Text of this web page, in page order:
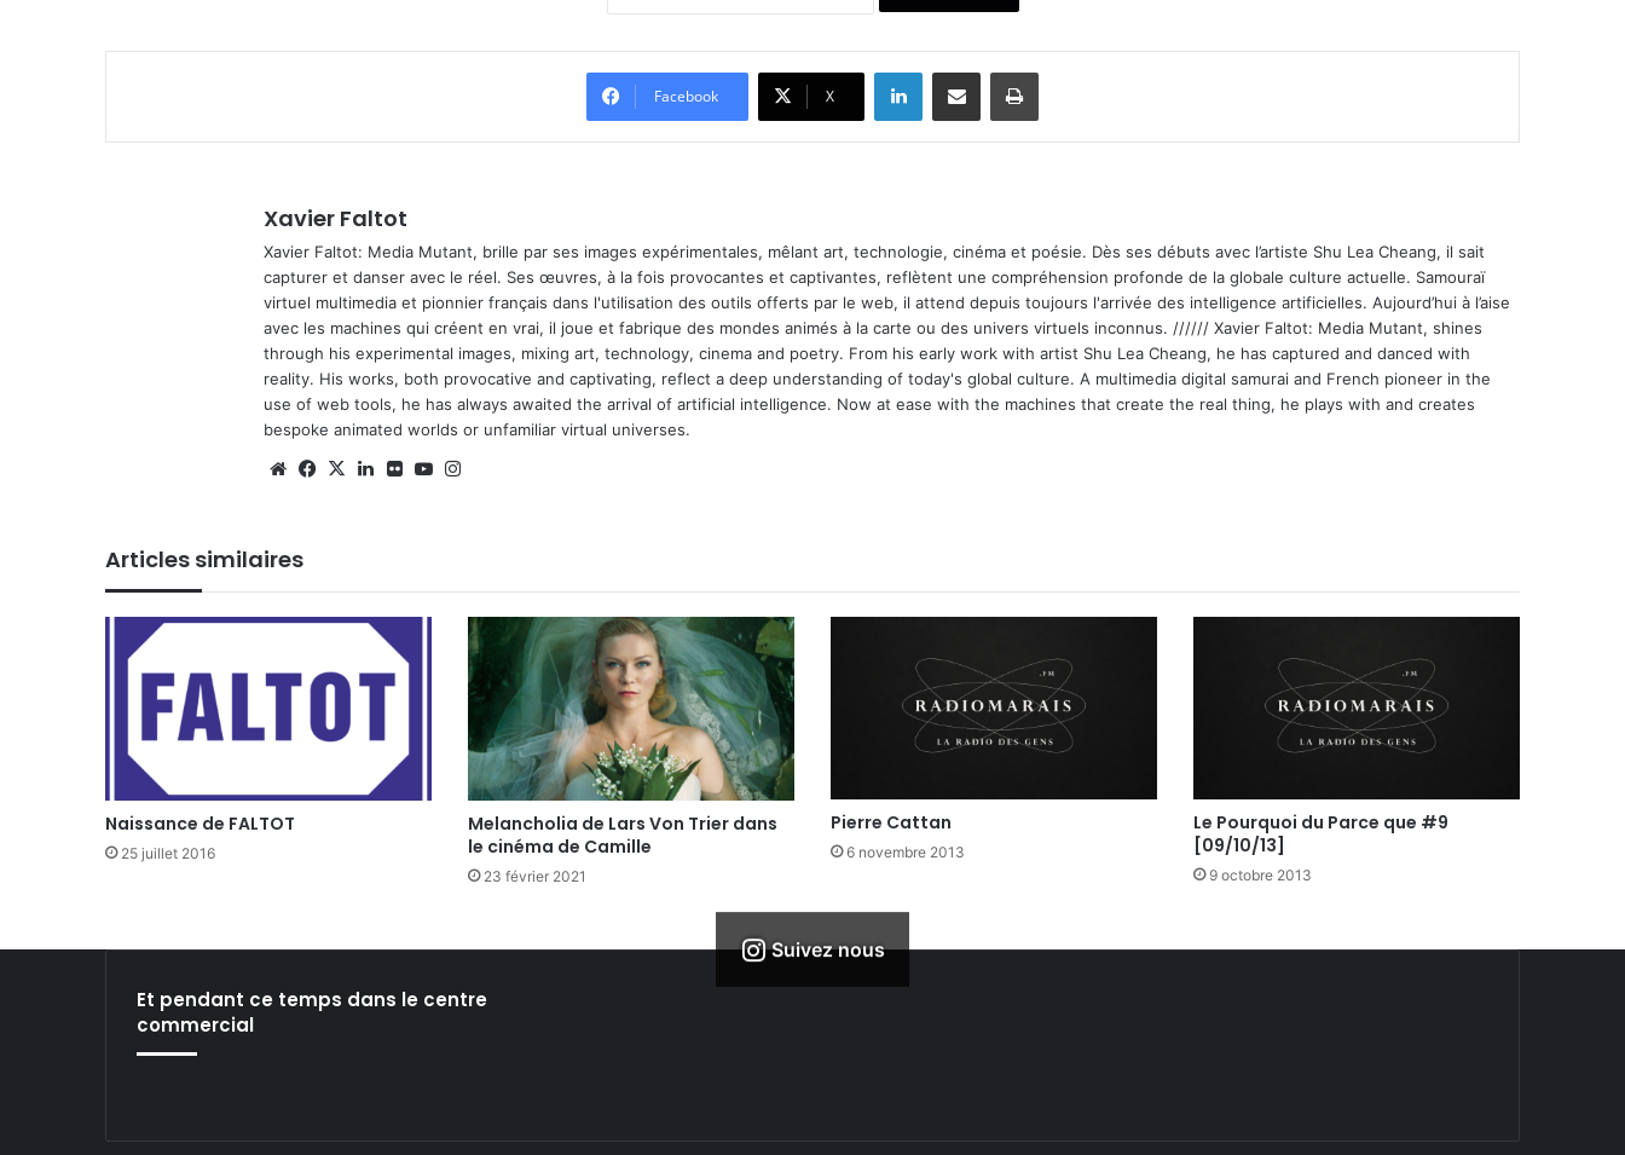
Facebook X
Xavier Faltot
Xavier Faltot: Media Mutant, brille par ses images expérimentales, mêlant art, technologie, cinéma et poésie. Dès ses débuts avec l’artiste Shu Lea Cheang, il sait
capturer et danser avec le réel. Ses œuvres, à la fois provocantes et captivantes, reflètent une compréhension profonde de la globale culture actuelle. Samouraï
virtuel multimedia et pionnier français dans l'utilisation des outils offerts par le web, il attend depuis toujours l'arrivée des intelligence artificielles. Aujourd’hui à l’aise
avec les machines qui créent en vrai, il joue et fabrique des mondes animés à la carte ou des univers virtuels inconnus. ////// Xavier Faltot: Media Mutant, shines
through his experimental images, mixing art, technology, cinema and poetry. From his early work with artist Shu Lea Cheang, he has captured and danced with
reality. His works, both provocative and captivating, reflect a deep understanding of today's global culture. A multimedia digital samurai and French pioneer in the
use of web tools, he has always awaited the arrival of artificial intelligence. Now at ease with the machines that create the real thing, he plays with and creates
bespoke animated worlds or unfamiliar virtual universes.
We Fa
X
Lin Fli Yo
Articles similaires
Naissance de FALTOT
25 juillet 2016
Melancholia de Lars Von Trier dans
le cinéma de Camille
23 février 2021
Pierre Cattan
6 novembre 2013
Le Pourquoi du Parce que #9
[09/10/13]
9 octobre 2013
Suivez nous
Et pendant ce temps dans le centre
commercial